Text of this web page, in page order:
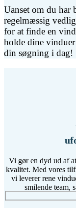
Uanset om du har
regelmæssig
for at finde en
holde dine
din søgning i dag!
Vi gør en dyd ud af
kvalitet. Med vores
vi leverer rene
smilende team,